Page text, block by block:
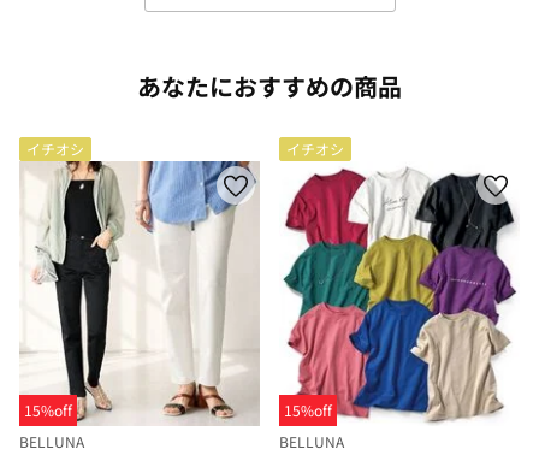
あなたにおすすめの商品
イチオシ
15%off
BELLUNA
イチオシ
15%off
BELLUNA